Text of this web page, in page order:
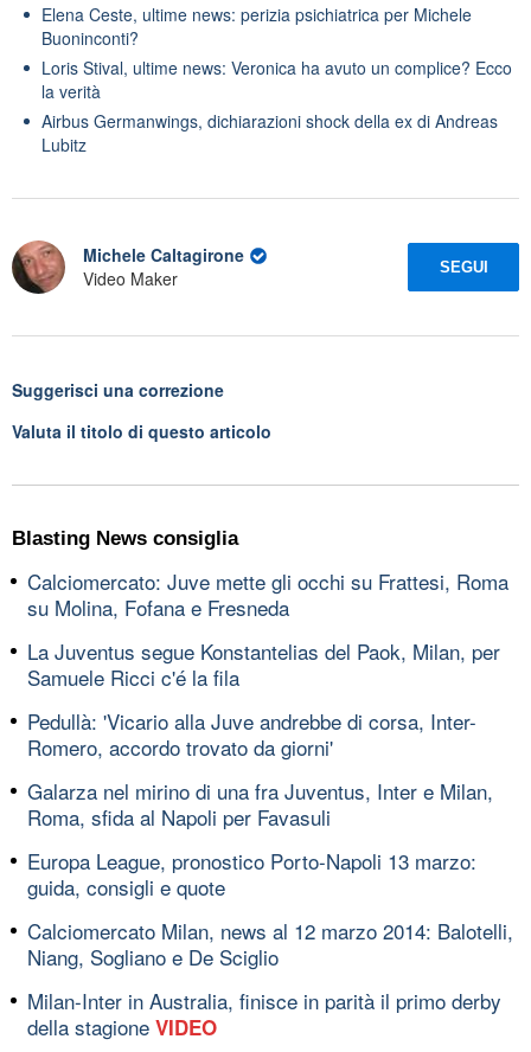
Elena Ceste, ultime news: perizia psichiatrica per Michele
Buoninconti?
Loris Stival, ultime news: Veronica ha avuto un complice? Ecco
la verità
Airbus Germanwings, dichiarazioni shock della ex di Andreas
Lubitz
Michele Caltagirone
Video Maker
SEGUI
Suggerisci una correzione
Valuta il titolo di questo articolo
Blasting News consiglia
Calciomercato: Juve mette gli occhi su Frattesi, Roma
su Molina, Fofana e Fresneda
La Juventus segue Konstantelias del Paok, Milan, per
Samuele Ricci c'é la fila
Pedullà: 'Vicario alla Juve andrebbe di corsa, Inter-
Romero, accordo trovato da giorni'
Galarza nel mirino di una fra Juventus, Inter e Milan,
Roma, sfida al Napoli per Favasuli
Europa League, pronostico Porto-Napoli 13 marzo:
guida, consigli e quote
Calciomercato Milan, news al 12 marzo 2014: Balotelli,
Niang, Sogliano e De Sciglio
Milan-Inter in Australia, finisce in parità il primo derby
della stagione VIDEO